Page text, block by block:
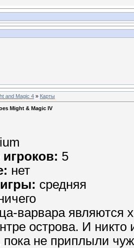
and Magic 4 » Карты
Might & Magic IV
5
нет
средняя
варвара являются
острова. И
пока не приплыли